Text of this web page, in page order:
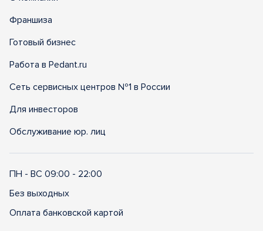
Франшиза
Готовый бизнес
Работа в Pedant.ru
Сеть сервисных центров №1 в России
Для инвесторов
Обслуживание юр. лиц
ПН - ВС 09:00 - 22:00
Без выходных
Оплата банковской картой